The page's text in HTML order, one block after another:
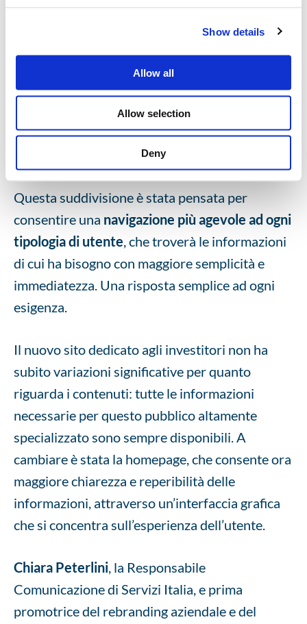
Show details
Allow all
Allow selection
Deny
corporate governance e investor relations
hanno ora una loro indipendenza rispetto al
mondo dei servizi offerti dal Gruppo e sono
sempre disponibili all’indirizzo
ir.servizitaliagroup.com.
Questa suddivisione è stata pensata per
consentire una navigazione più agevole ad ogni
tipologia di utente, che troverà le informazioni
di cui ha bisogno con maggiore semplicità e
immediatezza. Una risposta semplice ad ogni
esigenza.
Il nuovo sito dedicato agli investitori non ha
subito variazioni significative per quanto
riguarda i contenuti: tutte le informazioni
necessarie per questo pubblico altamente
specializzato sono sempre disponibili. A
cambiare è stata la homepage, che consente ora
maggiore chiarezza e reperibilità delle
informazioni, attraverso un’interfaccia grafica
che si concentra sull’esperienza dell’utente.
Chiara Peterlini, la Responsabile
Comunicazione di Servizi Italia, e prima
promotrice del rebranding aziendale e del